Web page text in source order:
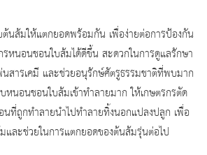
นส้มให้แตกยอดพร้อมกัน เพื่อง่ายต่อการป้องกัน
หนอนชอนใบส้มได้ดีขึ้น สะดวกในการดูแลรักษา
สารเคมี และช่วยอนุรักษ์ศัตรูธรรมชาติที่พบมาก
นอนชอนใบส้มเข้าทำลายมาก ให้เกษตรกรตัด
ที่ถูกทำลายนำไปทำลายทิ้งนอกแปลงปลูก เพื่อ
ละช่วยในการแตกยอดของต้นส้มรุ่นต่อไป